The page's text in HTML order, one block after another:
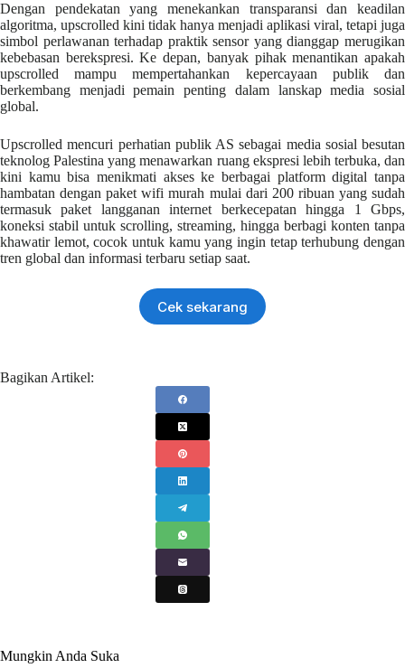
Dengan pendekatan yang menekankan transparansi dan keadilan
algoritma, upscrolled kini tidak hanya menjadi aplikasi viral, tetapi juga
simbol perlawanan terhadap praktik sensor yang dianggap merugikan
kebebasan berekspresi. Ke depan, banyak pihak menantikan apakah
upscrolled mampu mempertahankan kepercayaan publik dan
berkembang menjadi pemain penting dalam lanskap media sosial
global.
Upscrolled mencuri perhatian publik AS sebagai media sosial besutan
teknolog Palestina yang menawarkan ruang ekspresi lebih terbuka, dan
kini kamu bisa menikmati akses ke berbagai platform digital tanpa
hambatan dengan paket wifi murah mulai dari 200 ribuan yang sudah
termasuk paket langganan internet berkecepatan hingga 1 Gbps,
koneksi stabil untuk scrolling, streaming, hingga berbagi konten tanpa
khawatir lemot, cocok untuk kamu yang ingin tetap terhubung dengan
tren global dan informasi terbaru setiap saat.
Cek sekarang
Bagikan Artikel:
Mungkin Anda Suka